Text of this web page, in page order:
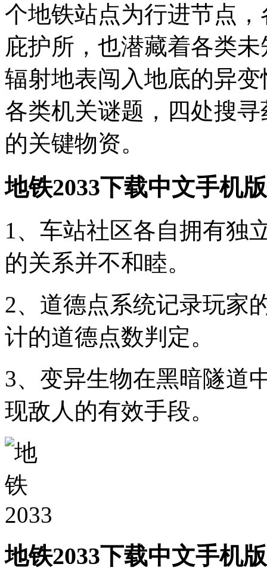
个地铁站点为行进节点
庇护所，也潜藏着各类
辐射地表闯入地底的异
各类机关谜题，四处搜
的关键物资。
地铁2033下载中文手机
1、车站社区各自拥有独
的关系并不和睦。
2、道德点系统记录玩家
计的道德点数判定。
3、变异生物在黑暗隧道
现敌人的有效手段。
地铁2033下载中文手机